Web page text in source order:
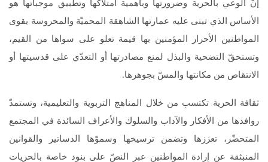
إنّ الوعي بالحرية وضرورتها وبأهمية امتلاكها وتطبيق موجباتها هو
الأساس الذي تبنى عليه عمارتها الشاهقة المحميّة والمحروسة بقوى
المواطنين الأحرار المؤمنين بها قيمة تعلو على سواها من القيم،
وتستحقّ التضحية والبذل لمنع مصادرتها أو التعدّي على قدسيتها أو
الانتقاص من مكانتها والمسّ بجوهرها.
ثقافة الحرية تكتسب من خلال المناهج التربوية والتعليمية، وتستمدّ
روافدها من الأفكار والآداب والسلوك والأعراف السائدة في المجتمع
المتحضّر، تعززها وتضمن ترسيخها وسموّها الدساتير والقوانين
المنبثقة عن إرادة المواطنين عبر النصّ على بنود خاصة بالحريات